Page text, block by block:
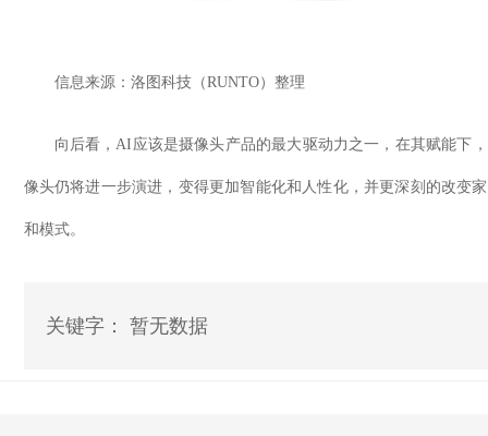
信息来源：洛图科技（RUNTO）整理
向后看，AI 应该是摄像头产品的最大驱动力之一，在其赋能下
像头仍将进一步演进，变得更加智能化和人性化，并更深刻的改变
和模式。
关键字： 暂无数据